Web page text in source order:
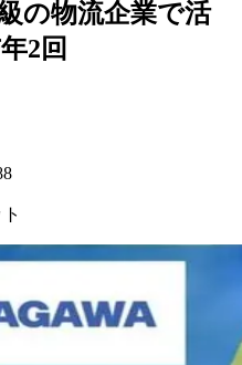
の物流企業で活
2回